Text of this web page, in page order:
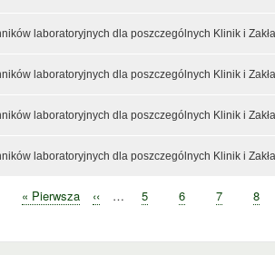
laboratoryjnych dla poszczególnych Klinik i
laboratoryjnych dla poszczególnych Klinik i
laboratoryjnych dla poszczególnych Klinik i
laboratoryjnych dla poszczególnych Klinik i
Pierwsza
« Pierwsza
Poprzednia
‹‹ … Strona
5 Strona
6 Strona
7 8